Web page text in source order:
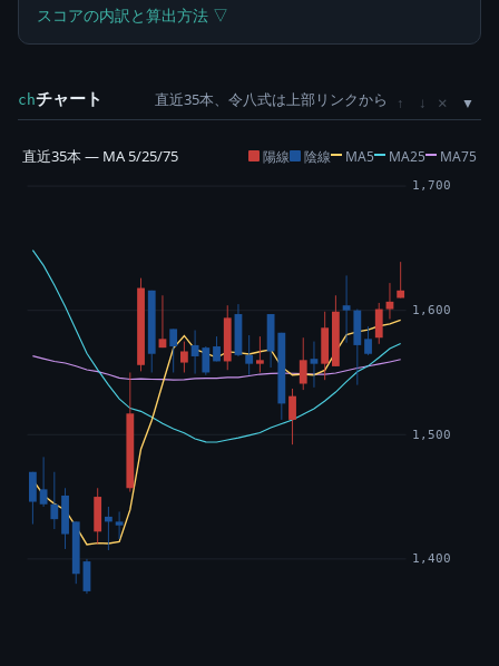
スコアの内訳と算出方法 ▽
chチャート 直近35本、令八式は上部リンクから ↑ ↓ ×
直近35本 — MA 5/25/75 陽線 陰線 MA5 MA25 MA75
1,400
1,500
1,600
1,700